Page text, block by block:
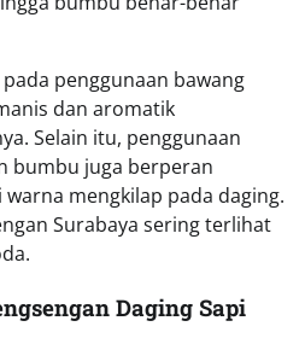
penggunaan bawang
dan aromatik
Selain itu, penggunaan
bumbu juga berperan
mengkilap pada daging.
Surabaya sering terlihat
Daging Sapi